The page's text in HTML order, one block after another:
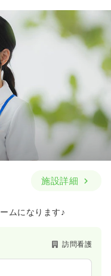
施設詳細
ムになります♪
訪問看護